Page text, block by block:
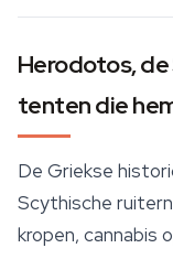
Herodotos,
tenten die
De Griekse
Scythische
kropen, cannabis